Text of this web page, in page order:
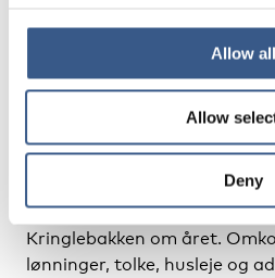
Allow all
Allow
Deny
Integrationshuset
driftoverenskomst med
Socialforvaltning, der
Andre indtægtskilder: fonde
indtægt fra salg af bøger
Det koster omkring 3
Kringlebakken om året.
lønninger, tolke, husleje og